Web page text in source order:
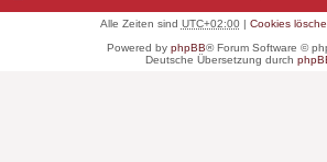
Alle Zeiten sind UTC+02:00| Cookies
Powered by phpBB® Forum Software ©
Deutsche Übersetzung durch